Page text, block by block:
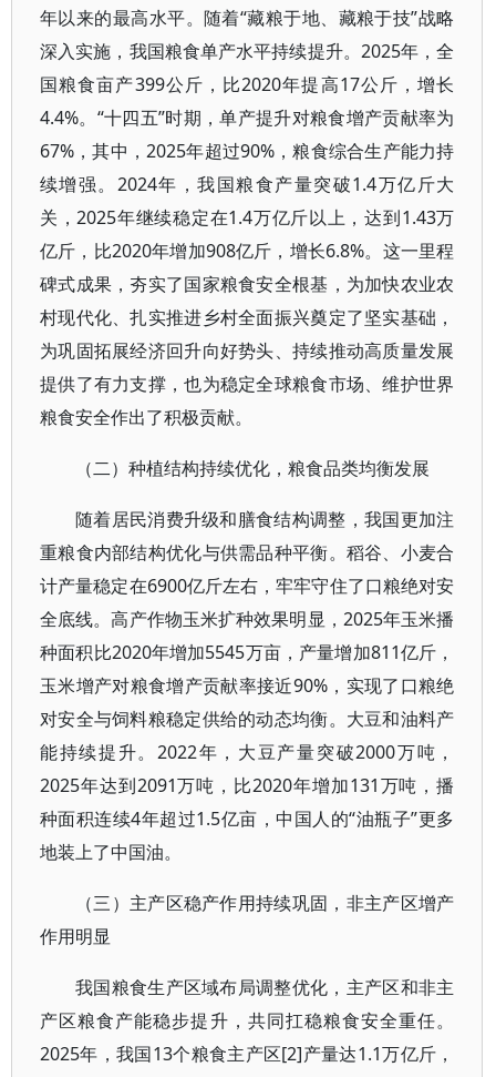
年以来的最高水平。随着“藏粮于地、藏粮于技”战略
深入实施，我国粮食单产水平持续提升。2025年，全
国粮食亩产399公斤，比2020年提高17公斤，增长
4.4%。“十四五”时期，单产提升对粮食增产贡献率为
67%，其中，2025年超过90%，粮食综合生产能力持
续增强。2024年，我国粮食产量突破1.4万亿斤大
关，2025年继续稳定在1.4万亿斤以上，达到1.43万
亿斤，比2020年增加908亿斤，增长6.8%。这一里程
碑式成果，夯实了国家粮食安全根基，为加快农业农
村现代化、扎实推进乡村全面振兴奠定了坚实基础，
为巩固拓展经济回升向好势头、持续推动高质量发展
提供了有力支撑，也为稳定全球粮食市场、维护世界
粮食安全作出了积极贡献。
（二）种植结构持续优化，粮食品类均衡发展
随着居民消费升级和膳食结构调整，我国更加注
重粮食内部结构优化与供需品种平衡。稻谷、小麦合
计产量稳定在6900亿斤左右，牢牢守住了口粮绝对安
全底线。高产作物玉米扩种效果明显，2025年玉米播
种面积比2020年增加5545万亩，产量增加811亿斤，
玉米增产对粮食增产贡献率接近90%，实现了口粮绝
对安全与饲料粮稳定供给的动态均衡。大豆和油料产
能持续提升。2022年，大豆产量突破2000万吨，
2025年达到2091万吨，比2020年增加131万吨，播
种面积连续4年超过1.5亿亩，中国人的“油瓶子”更多
地装上了中国油。
（三）主产区稳产作用持续巩固，非主产区增产
作用明显
我国粮食生产区域布局调整优化，主产区和非主
产区粮食产能稳步提升，共同扛稳粮食安全重任。
2025年，我国13个粮食主产区[2]产量达1.1万亿斤，